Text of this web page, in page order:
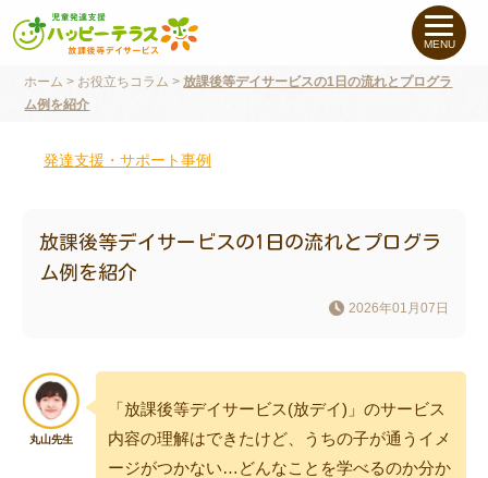
私たちについて
未就学のお子さま（０〜６才）
小学生〜高校生の
ご利用について
MENU
ホーム > お役立ちコラム >放課後等デイサービスの1日の流れとプログラ
ム例を紹介
発達支援・サポート事例
放課後等デイサービスの1日の流れとプログラ
ム例を紹介
2026年01月07日
「放課後等デイサービス(放デイ)」のサービス
内容の理解はできたけど、うちの子が通うイメ
ージがつかない…どんなことを学べるのか分か